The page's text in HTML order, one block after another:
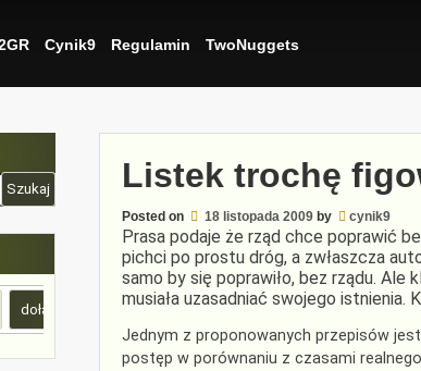
Cynik9 Regulamin TwoNuggets
Listek trochę
Posted on 18 listopada 2009by cynik9
Prasa podaje że rząd chce poprawić
pichci po prostu dróg, a zwłaszcza
samo by się poprawiło, bez rządu. Ale
musiała uzasadniać swojego istnienia.
Jednym z proponowanych przepisów
postęp w porównaniu z czasami